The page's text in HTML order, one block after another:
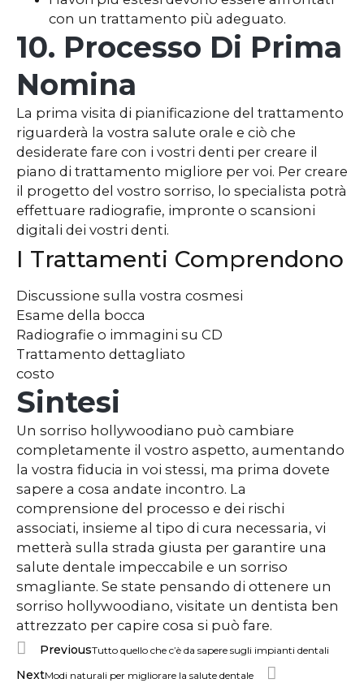
con un trattamento più adeguato.
10. Processo Di Prima
Nomina
La prima visita di pianificazione del trattamento
riguarderà la vostra salute orale e ciò che
desiderate fare con i vostri denti per creare il
piano di trattamento migliore per voi. Per creare
il progetto del vostro sorriso, lo specialista potrà
effettuare radiografie, impronte o scansioni
digitali dei vostri denti.
I Trattamenti Comprendono
Discussione sulla vostra cosmesi
Esame della bocca
Radiografie o immagini su CD
Trattamento dettagliato
costo
Sintesi
Un sorriso hollywoodiano può cambiare
completamente il vostro aspetto, aumentando
la vostra fiducia in voi stessi, ma prima dovete
sapere a cosa andate incontro. La
comprensione del processo e dei rischi
associati, insieme al tipo di cura necessaria, vi
metterà sulla strada giusta per garantire una
salute dentale impeccabile e un sorriso
smagliante. Se state pensando di ottenere un
sorriso hollywoodiano, visitate un dentista ben
attrezzato per capire cosa si può fare.
PreviousTutto quello che c’è da sapere sugli impianti dentali
NextModi naturali per migliorare la salute dentale